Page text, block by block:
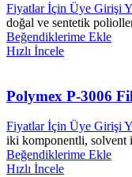
Fiyatlar İçin Üye Girişi
doğal ve sentetik
Beğendiklerime Ekle
Hızlı İncele
Polymex P-3006
Fiyatlar İçin Üye Girişi
iki komponentli, solvent
Beğendiklerime Ekle
Hızlı İncele